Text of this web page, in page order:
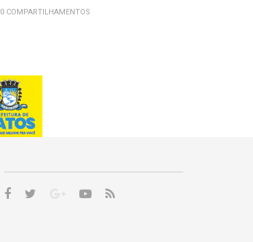
0 COMPARTILHAMENTOS